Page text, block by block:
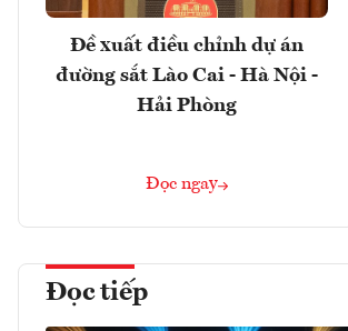
Đề xuất điều chỉnh dự án
đường sắt Lào Cai - Hà Nội -
Hải Phòng
Đọc ngay
Đọc tiếp